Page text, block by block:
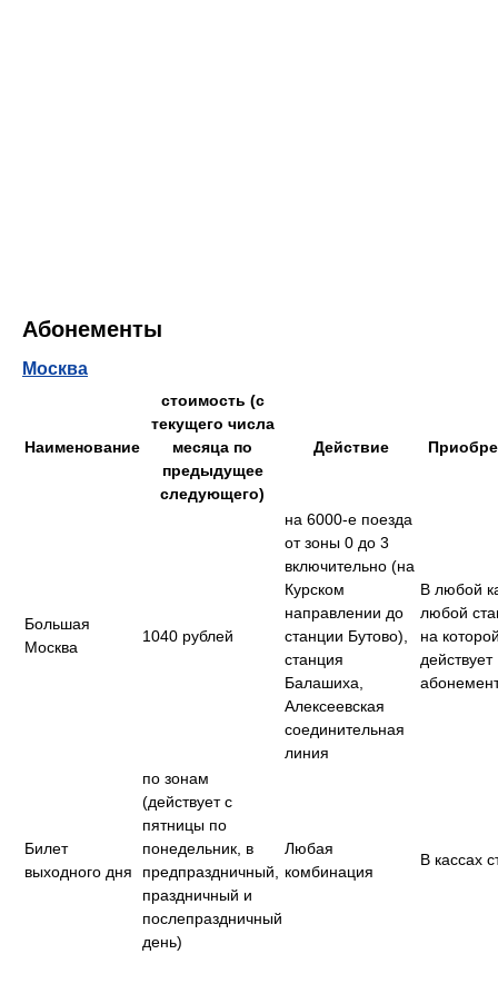
Абонементы
Москва
Наименование
стоимость (с
текущего числа
месяца по
предыдущее
следующего)
Действие
Большая
Москва
1040 рублей
на 6000-е поезда
от зоны 0 до 3
включительно (на
Курском
направлении до
станции Бутово),
станция
Балашиха,
Алексеевская
соединительная
линия
В любой
любой
на
действует
Билет
выходного дня
по зонам
(действует с
пятницы по
понедельник, в
предпраздничный,
праздничный и
послепраздничный
день)
Любая
комбинация
В кассах